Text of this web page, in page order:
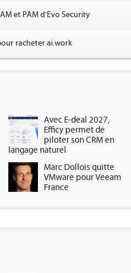
et PAM d'Evo Security
racheter ai.work
Avec E-deal 2027,
Efficy permet de
piloter son CRM en
langage naturel
Marc Dollois quitte
VMware pour Veeam
France